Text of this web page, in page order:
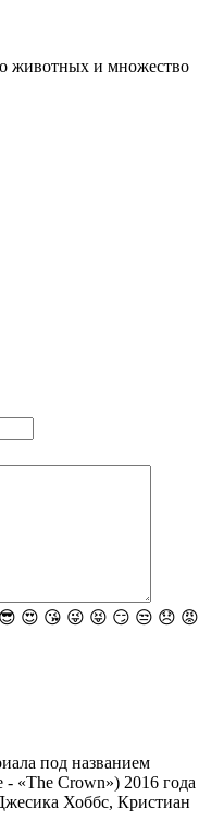
животных и множество
😎 😍 😘 😜 😝 😏 😒 😞 😡
под названием
- «The Crown») 2016 года
Хоббс, Кристиан